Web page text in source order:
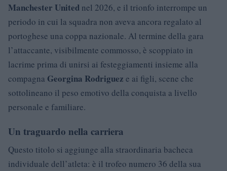
Manchester United nel 2026, e il trionfo interrompe un
periodo in cui la squadra non aveva ancora regalato al
portoghese una coppa nazionale. Al termine della gara
l’attaccante, visibilmente commosso, è scoppiato in
lacrime prima di unirsi ai festeggiamenti insieme alla
compagna Georgina Rodriguez e ai figli, scene che
sottolineano il peso emotivo della conquista a livello
personale e familiare.
Un traguardo nella carriera
Questo titolo si aggiunge alla straordinaria bacheca
individuale dell’atleta: è il trofeo numero 36 della sua